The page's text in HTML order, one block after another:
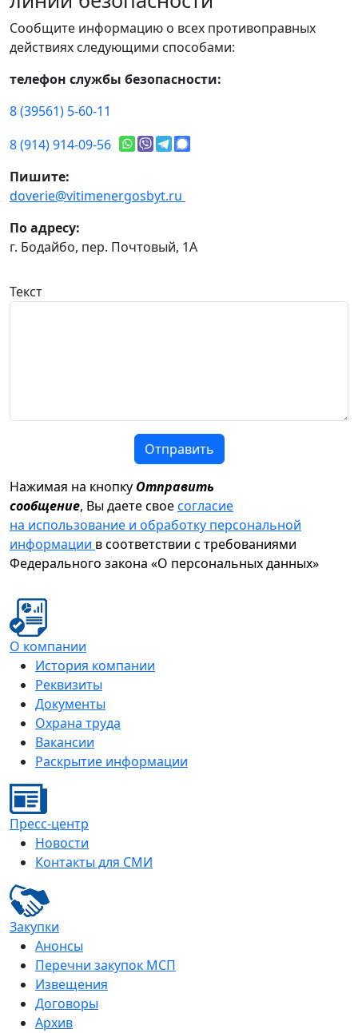
Сообщите информацию о всех противоправных
действиях следующими способами:
телефон службы безопасности:
8 (39561) 5-60-11
8 (914) 914-09-56
Пишите:
doverie@vitimenergosbyt.ru
По адресу:
г. Бодайбо, пер. Почтовый, 1А
Текст
Отправить
Нажимая на кнопку Отправить
сообщение, Вы даете своесогласие
на использование и обработку персональной
информации в соответствии с требованиями
Федерального закона «О персональных данных»
О компании
История компании
Реквизиты
Документы
Охрана труда
Вакансии
Раскрытие информации
Пресс-центр
Новости
Контакты для СМИ
Закупки
Анонсы
Перечни закупок МСП
Извещения
Договоры
Архив